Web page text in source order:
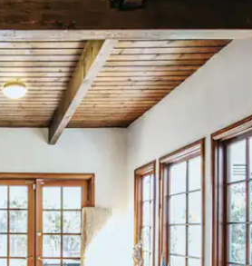
nagore i nadole, kao i da ih